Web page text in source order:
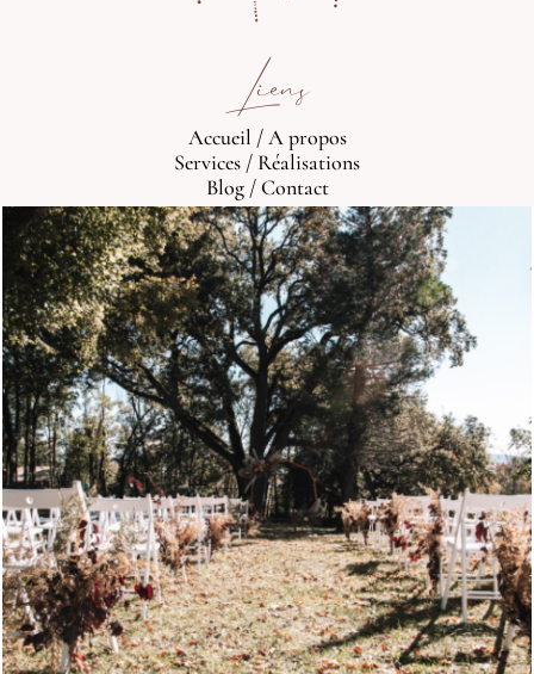
Liens
Accueil /A propos
Services / Réalisations
Blog/Contact